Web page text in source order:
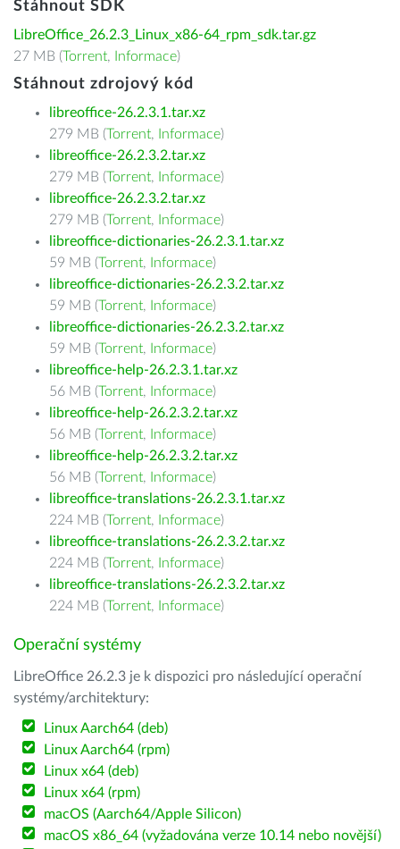
Stáhnout SDK
LibreOffice_26.2.3_Linux_x86-64_rpm_sdk.tar.gz
27 MB (Torrent, Informace)
Stáhnout zdrojový kód
libreoffice-26.2.3.1.tar.xz
279 MB (Torrent, Informace)
libreoffice-26.2.3.2.tar.xz
279 MB (Torrent, Informace)
libreoffice-26.2.3.2.tar.xz
279 MB (Torrent, Informace)
libreoffice-dictionaries-26.2.3.1.tar.xz
59 MB (Torrent, Informace)
libreoffice-dictionaries-26.2.3.2.tar.xz
59 MB (Torrent, Informace)
libreoffice-dictionaries-26.2.3.2.tar.xz
59 MB (Torrent, Informace)
libreoffice-help-26.2.3.1.tar.xz
56 MB (Torrent, Informace)
libreoffice-help-26.2.3.2.tar.xz
56 MB (Torrent, Informace)
libreoffice-help-26.2.3.2.tar.xz
56 MB (Torrent, Informace)
libreoffice-translations-26.2.3.1.tar.xz
224 MB (Torrent, Informace)
libreoffice-translations-26.2.3.2.tar.xz
224 MB (Torrent, Informace)
libreoffice-translations-26.2.3.2.tar.xz
224 MB (Torrent, Informace)
Operační systémy
LibreOffice 26.2.3 je k dispozici pro následující operační
systémy/architektury:
Linux Aarch64 (deb)
Linux Aarch64 (rpm)
Linux x64 (deb)
Linux x64 (rpm)
macOS (Aarch64/Apple Silicon)
macOS x86_64 (vyžadována verze 10.14 nebo novější)